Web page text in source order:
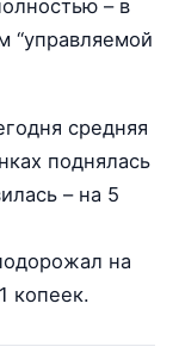
– в
“управляемой
средняя
поднялась
– на 5
на
копеек.